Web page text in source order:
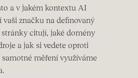
a v jakém kontextu AI
vaši značku na definovaný
stránky citují, jaké domény
a jak si vedete oproti
měření využíváme